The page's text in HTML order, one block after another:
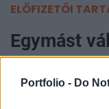
Portfolio - Do
ELŐFIZETŐI
Egymást
szinte